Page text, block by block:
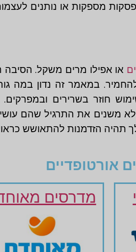
מספקות או נותנים
או אפילו מרים משקל.
במאמר זה נדון במה
חוזר בשרירים
משנים את התרגיל שהם
תהיה הזדמנות להתאושש
אורטופדיים
מדרסים